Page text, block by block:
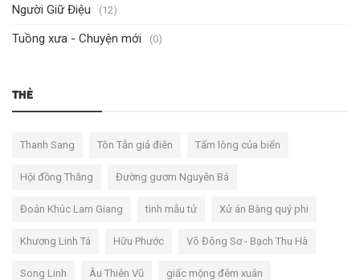
Người Giữ Điệu (12)
Tuồng xưa - Chuyện mới (0)
THẺ
Thanh Sang Tôn Tẫn giả điên Tấm lòng của biển
Hội đồng Thăng Đường gươm Nguyên Bá
Đoản Khúc Lam Giang tình mẫu tử Xử án Bàng quý phi
Khương Linh Tá Hữu Phước Võ Đông Sơ - Bạch Thu Hà
Song Linh Âu Thiên Vũ giấc mộng đêm xuân